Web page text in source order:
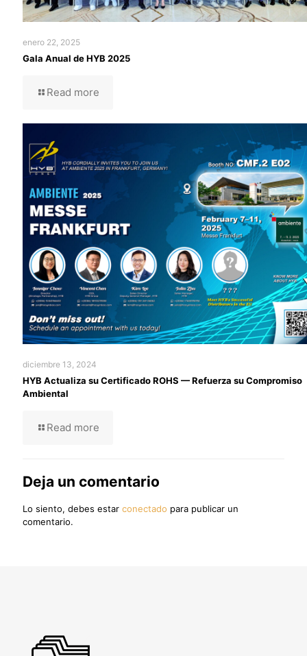
enero 22, 2025
Gala Anual de HYB 2025
Read more
diciembre 13, 2024
HYB Actualiza su Certificado ROHS — Refuerza su Compromiso
Ambiental
Read more
Deja un comentario
Lo siento, debes estar conectado para publicar un
comentario.